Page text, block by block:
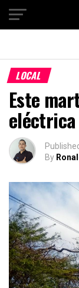
LOCAL
Este
eléctrica
By